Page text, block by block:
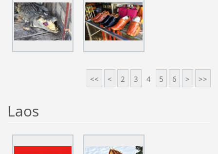
<< < 2 3 4 5 6 > >>
Laos